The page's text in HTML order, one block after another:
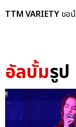
TTM VARIETY ขอ
อัลบั้มรูป